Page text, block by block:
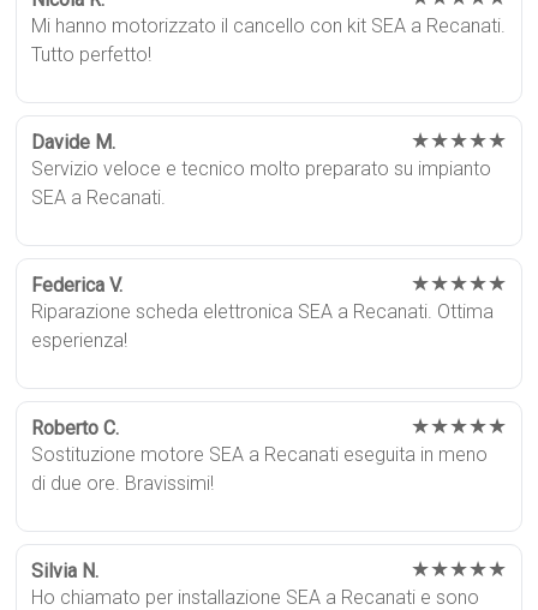
Mi hanno motorizzato il cancello con kit SEA a Recanati.
Tutto perfetto!
Davide M. ★★★★★
Servizio veloce e tecnico molto preparato su impianto
SEA a Recanati.
Federica V. ★★★★★
Riparazione scheda elettronica SEA a Recanati. Ottima
esperienza!
Roberto C. ★★★★★
Sostituzione motore SEA a Recanati eseguita in meno
di due ore. Bravissimi!
Silvia N. ★★★★★
Ho chiamato per installazione SEA a Recanati e sono